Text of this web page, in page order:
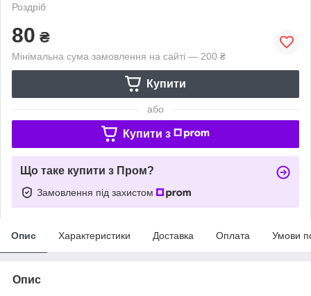
Роздріб
80 ₴
Мінімальна сума замовлення на сайті — 200 ₴
Купити
або
Купити з
Що таке купити з Пром?
Замовлення під захистом
Опис Характеристики Доставка Оплата Умови
Опис